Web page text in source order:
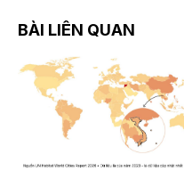
BÀI LIÊN QUAN